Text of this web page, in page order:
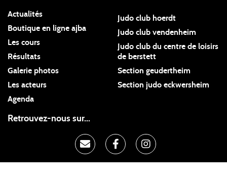
Actualités
Boutique en ligne ajba
Les cours
Résultats
Galerie photos
Les acteurs
Agenda
Judo club hoerdt
Judo club vendenheim
Judo club du centre de loisirs
de berstett
Section geudertheim
Section judo eckwersheim
Retrouvez-nous sur...